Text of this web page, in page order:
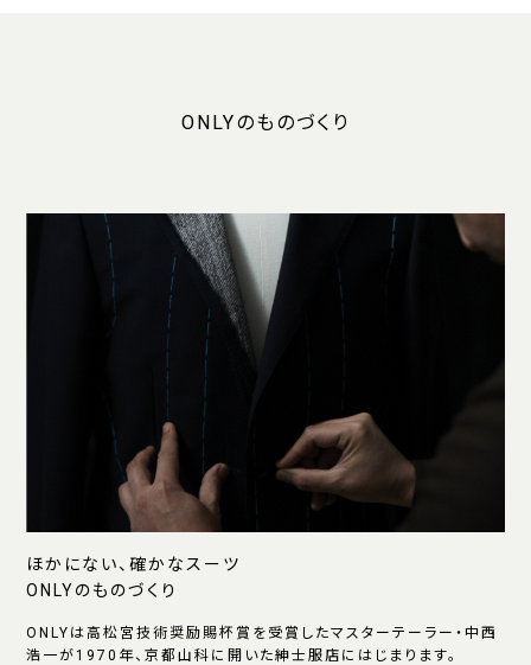
ONLYのものづくり
ほかにない、確かなスーツ
ONLYのものづくり
ONLYは高松宮技術奨励賜杯賞を受賞したマスターテーラー・中西
浩一が1970年、京都山科に開いた紳士服店にはじまります。